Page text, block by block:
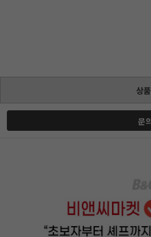
상
문